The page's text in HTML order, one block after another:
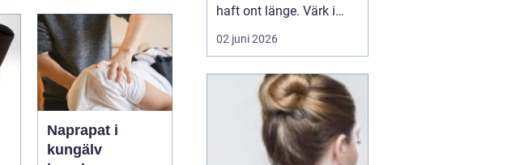
Naprapat i
kungälv
haft ont länge. Värk i
rygg, nacke eller huvud
blir lätt en del av
låser sig helt eller
smärtan gör det svårt att
jobba, sova eller träna.
För den som letar efter
02 juni 2026